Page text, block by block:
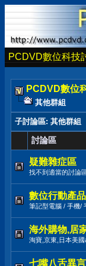
PCDVD數位科技
PCDVD數位
其他群組
子討論區: 其他群組
討論區
疑難雜症區
找不到適當的討論
數位行動產
筆記型電腦 / 手機/
海外購物,居
淘寶,京東,日本美
七嘴八舌異